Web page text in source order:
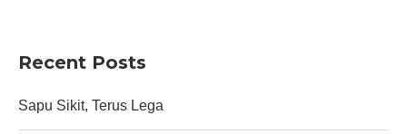
Recent Posts
Sapu Sikit, Terus Lega